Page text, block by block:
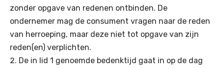
zonder opgave van redenen ontbinden. De
ondernemer mag de consument vragen naar de reden
van herroeping, maar deze niet tot opgave van zijn
reden(en) verplichten.
De in lid 1 genoemde bedenktijd gaat in op de dag